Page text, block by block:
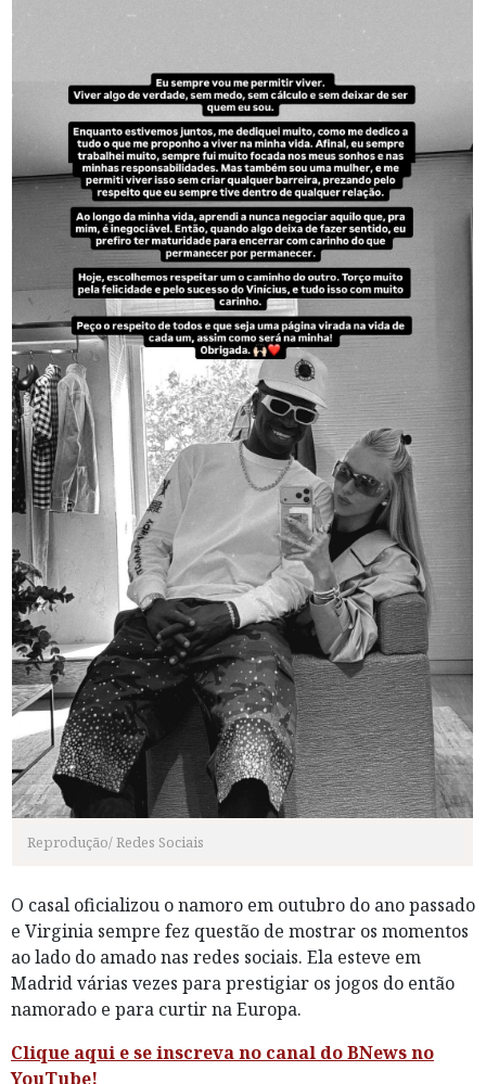
Reprodução/ Redes Sociais
O casal oficializou o namoro em outubro do ano passado
e Virginia sempre fez questão de mostrar os momentos
ao lado do amado nas redes sociais. Ela esteve em
Madrid várias vezes para prestigiar os jogos do então
namorado e para curtir na Europa.
Clique aqui e se inscreva no canal do BNews no
YouTube!